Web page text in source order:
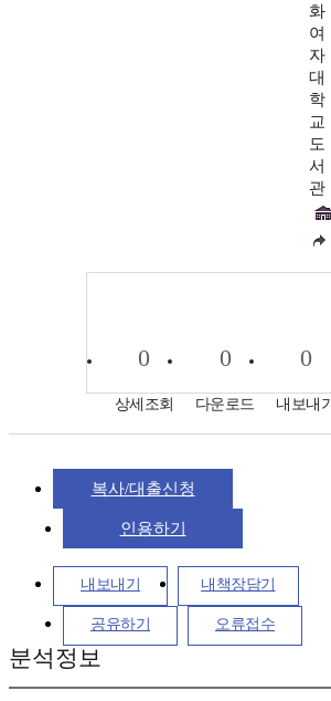
화
여
자
대
학
교
도
서
관
0
상세조회
0
다운로드
0
내보내기
복사/대출신청
인용하기
내보내기 내책장담기
공유하기 오류접수
분석정보